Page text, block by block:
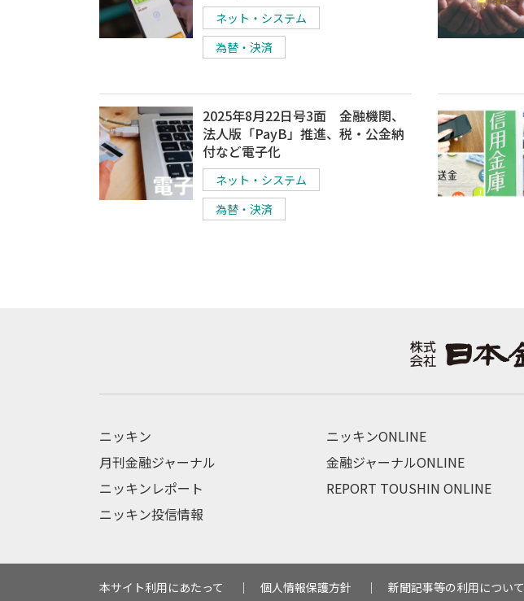
ネット・システム
為替・決済
2025年8月22日号3面 金融機関、
法人版「PayB」推進、税・公金納
付など電子化
ネット・システム
為替・決済
ニッキン
月刊金融ジャーナル
ニッキンレポート
ニッキン投信情報
ニッキンONLINE
金融ジャーナルONLINE
REPORT TOUSHIN ONLINE
本サイト利用にあたって 個人情報保護方針 新聞記事等の利用について